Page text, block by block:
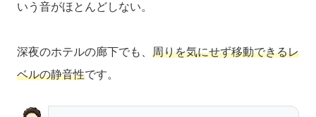
いう音がほとんどしない。
深夜のホテルの廊下でも、 周りを気にせず移動できるレ
ベルの静音性です。